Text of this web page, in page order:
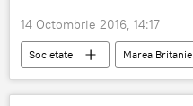
14 Octombrie 2016, 14:17
Societate Marea Britanie
Diaspora românească